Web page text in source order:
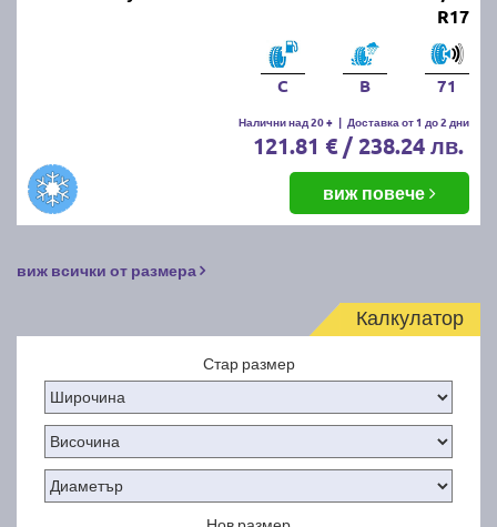
R17
C B 71
Налични над 20 + | Доставка от 1 до 2 дни
121.81 € / 238.24 лв.
виж повече
виж всички от размера
Калкулатор
Стар размер